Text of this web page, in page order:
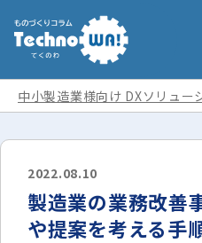
お役
中小製造業様向け DXソリュ
2022.08.10
製造業の業務改善
や提案を考える手